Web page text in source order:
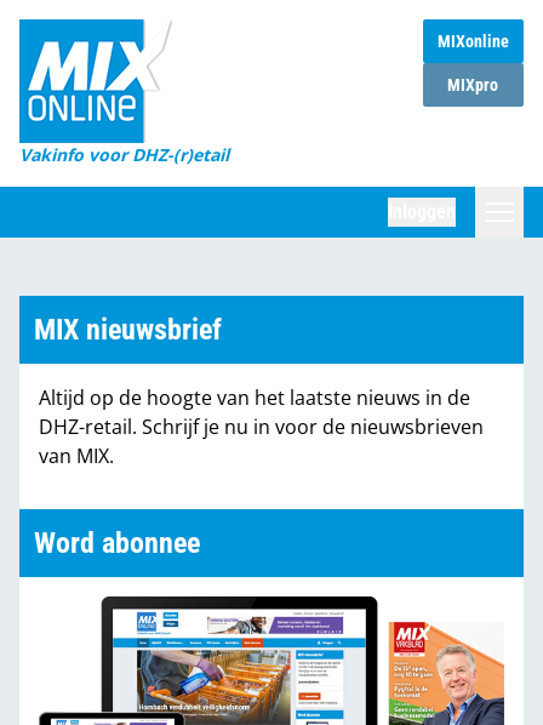
MIXonline
MIXpro
Vakinfo voor DHZ-(r)etail
Home
Magazines
DHZ Sessie
Marktcijfers
Partners
MIX nieuwsbrief
Altijd op de hoogte van het laatste nieuws in de
DHZ-retail. Schrijf je nu in voor de nieuwsbrieven
van MIX.
Word abonnee